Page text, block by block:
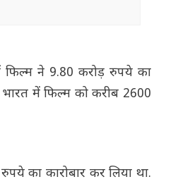
फिल्म ने 9.80 करोड़ रुपये का
में फिल्म को करीब 2600
का कारोबार कर लिया था.